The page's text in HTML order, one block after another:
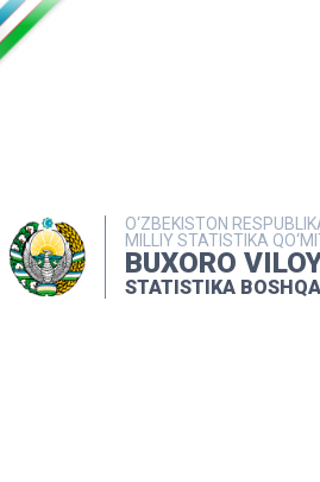
O‘ZBEKISTON
MILLIY STATISTIKA
BUXORO
STATISTIKA
MATBUOT